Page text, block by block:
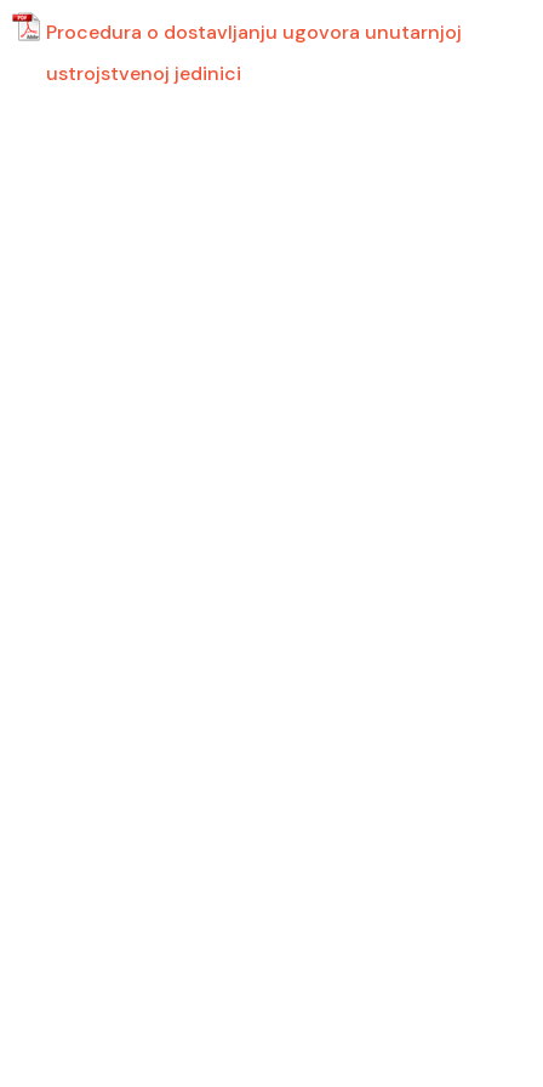
Procedura o dostavljanju ugovora unutarnjoj
ustrojstvenoj jedinici